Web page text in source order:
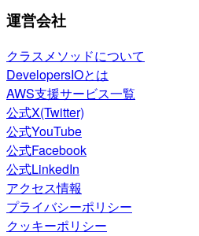
運営会社
クラスメソッドについて
DevelopersIOとは
AWS支援サービス一覧
公式X(Twitter)
公式YouTube
公式Facebook
公式LinkedIn
アクセス情報
プライバシーポリシー
クッキーポリシー